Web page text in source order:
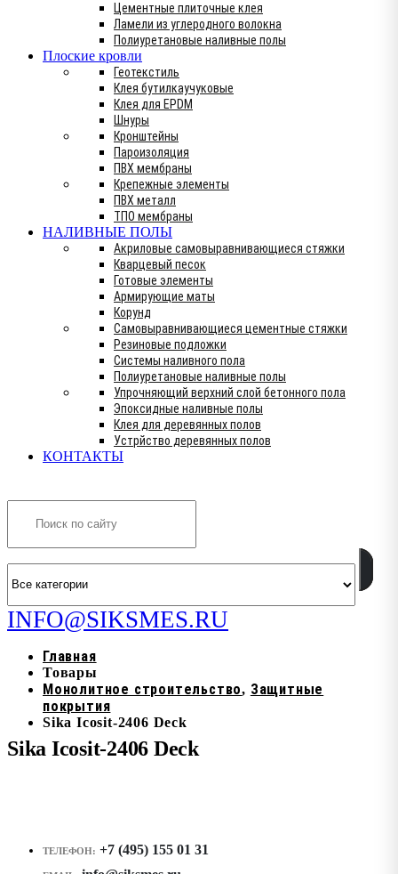
Цементные плиточные клея
Ламели из углеродного волокна
Полиуретановые наливные полы
Плоские кровли
Геотекстиль
Клея бутилкаучуковые
Клея для EPDM
Шнуры
Кронштейны
Пароизоляция
ПВХ мембраны
Крепежные элементы
ПВХ металл
ТПО мембраны
НАЛИВНЫЕ ПОЛЫ
Акриловые самовыравнивающиеся стяжки
Кварцевый песок
Готовые элементы
Армирующие маты
Корунд
Самовыравнивающиеся цементные стяжки
Резиновые подложки
Системы наливного пола
Полиуретановые наливные полы
Упрочняющий верхний слой бетонного пола
Эпоксидные наливные полы
Клея для деревянных полов
Устрйство деревянных полов
КОНТАКТЫ
INFO@SIKSMES.RU
Главная
Товары
Монолитное строительство, Защитные
покрытия
Sika Icosit-2406 Deck
Sika Icosit-2406 Deck
ТЕЛЕФОН: +7 (495) 155 01 31